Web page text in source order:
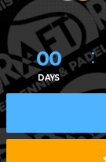
00
DAYS